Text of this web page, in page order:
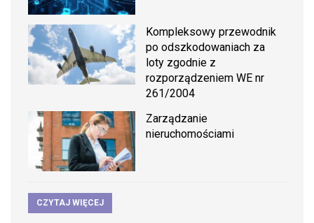
Kompleksowy przewodnik
po odszkodowaniach za
loty zgodnie z
rozporządzeniem WE nr
261/2004
Zarządzanie
nieruchomościami
CZYTAJ WIĘCEJ